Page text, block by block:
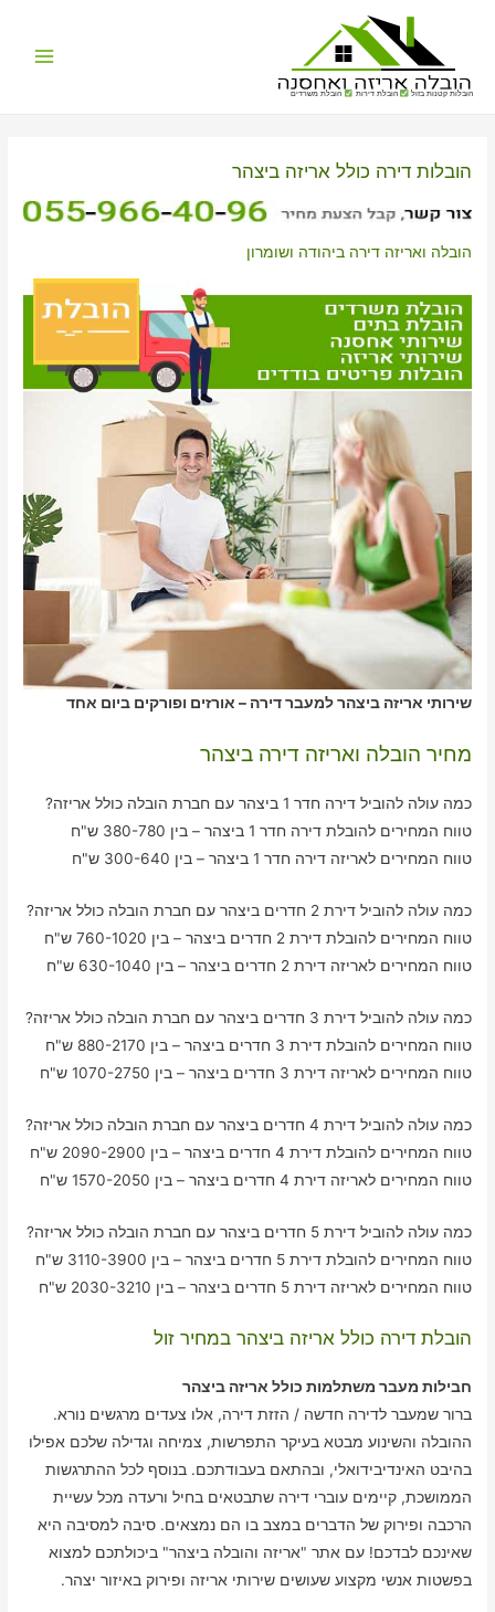
הובלות קטנות בזול הובלת דירות הובלת משרדים
הובלות דירה כולל אריזה ביצהר
הובלה ואריזה דירה ביהודה ושומרון
שירותי אריזה ביצהר למעבר דירה – אורזים ופורקים ביום אחד
מחיר הובלה ואריזה דירה ביצהר
כמה עולה להוביל דירה חדר 1 ביצהר עם חברת הובלה כולל אריזה?
טווח המחירים להובלת דירה חדר 1 ביצהר – בין 380-780 ש"ח
טווח המחירים לאריזה דירה חדר 1 ביצהר – בין 300-640 ש"ח
כמה עולה להוביל דירת 2 חדרים ביצהר עם חברת הובלה כולל אריזה?
טווח המחירים להובלת דירת 2 חדרים ביצהר – בין 760-1020 ש"ח
טווח המחירים לאריזה דירת 2 חדרים ביצהר – בין 630-1040 ש"ח
כמה עולה להוביל דירת 3 חדרים ביצהר עם חברת הובלה כולל אריזה?
טווח המחירים להובלת דירת 3 חדרים ביצהר – בין 880-2170 ש"ח
טווח המחירים לאריזה דירת 3 חדרים ביצהר – בין 1070-2750 ש"ח
כמה עולה להוביל דירת 4 חדרים ביצהר עם חברת הובלה כולל אריזה?
טווח המחירים להובלת דירת 4 חדרים ביצהר – בין 2090-2900 ש"ח
טווח המחירים לאריזה דירת 4 חדרים ביצהר – בין 1570-2050 ש"ח
כמה עולה להוביל דירת 5 חדרים ביצהר עם חברת הובלה כולל אריזה?
טווח המחירים להובלת דירת 5 חדרים ביצהר – בין 3110-3900 ש"ח
טווח המחירים לאריזה דירת 5 חדרים ביצהר – בין 2030-3210 ש"ח
הובלת דירה כולל אריזה ביצהר במחיר זול
חבילות מעבר משתלמות כולל אריזה ביצהר
ברור שמעבר לדירה חדשה / הזזת דירה, אלו צעדים מרגשים נורא.
ההובלה והשינוע מבטא בעיקר התפרשות, צמיחה וגדילה שלכם אפילו
בהיבט האינדיבידואלי, ובהתאם בעבודתכם. בנוסף לכל ההתרגשות
הממושכת, קיימים עוברי דירה שתבטאים בחיל ורעדה מכל עשיית
הרכבה ופירוק של הדברים במצב בו הם נמצאים. סיבה למסיבה היא
שאינכם לבדכם! עם אתר "אריזה והובלה ביצהר" ביכולתכם למצוא
בפשטות אנשי מקצוע שעושים שירותי אריזה ופירוק באיזור יצהר.